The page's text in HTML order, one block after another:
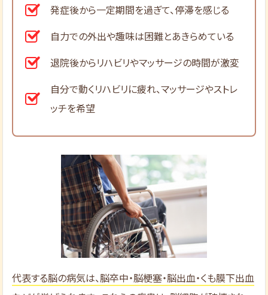
発症後から一定期間を過ぎて、停滞を感じる
自力での外出や趣味は困難とあきらめている
退院後からリハビリやマッサージの時間が激変
自分で動くリハビリに疲れ、マッサージやストレ
ッチを希望
代表する脳の病気は、脳卒中・脳梗塞・脳出血・くも膜下出血